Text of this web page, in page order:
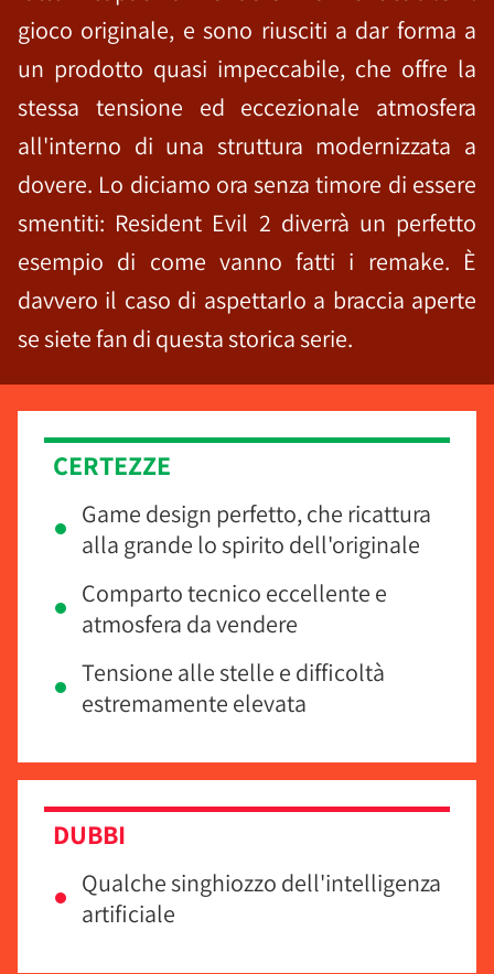
gioco originale, e sono riusciti a dar forma a
un prodotto quasi impeccabile, che offre la
stessa tensione ed eccezionale atmosfera
all'interno di una struttura modernizzata a
dovere. Lo diciamo ora senza timore di essere
smentiti: Resident Evil 2 diverrà un perfetto
esempio di come vanno fatti i remake. È
davvero il caso di aspettarlo a braccia aperte
se siete fan di questa storica serie.
CERTEZZE
Game design perfetto, che ricattura
alla grande lo spirito dell'originale
Comparto tecnico eccellente e
atmosfera da vendere
Tensione alle stelle e difficoltà
estremamente elevata
DUBBI
Qualche singhiozzo dell'intelligenza
artificiale